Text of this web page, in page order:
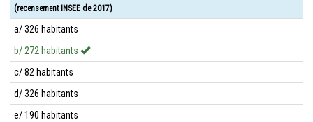
(recensement INSEE de 2017)
a/ 326 habitants
b/ 272 habitants
c/ 82 habitants
d/ 326 habitants
e/ 190 habitants